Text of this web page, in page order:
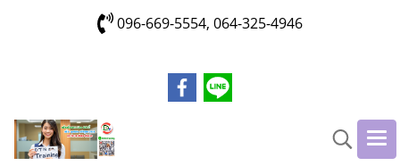
096-669-5554, 064-325-4946